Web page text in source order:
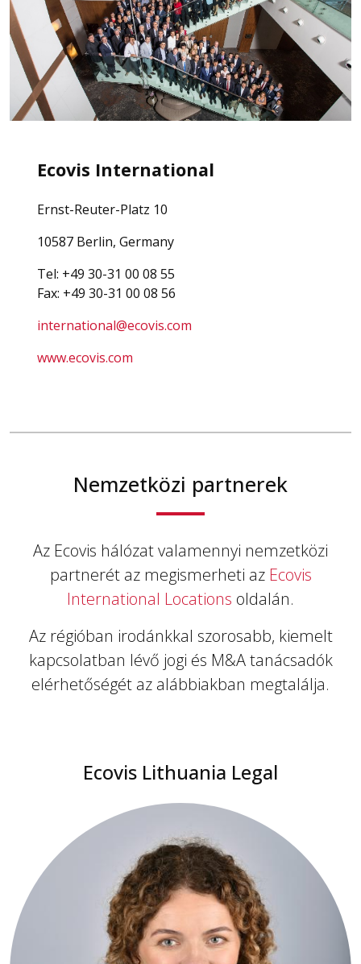
Ecovis International
Ernst-Reuter-Platz 10
10587 Berlin, Germany
Tel: +49 30-31 00 08 55
Fax: +49 30-31 00 08 56
international@ecovis.com
www.ecovis.com
Nemzetközi partnerek
Az Ecovis hálózat valamennyi nemzetközi
partnerét az megismerheti az Ecovis
International Locations oldalán.
Az régióban irodánkkal szorosabb, kiemelt
kapcsolatban lévő jogi és M&A tanácsadók
elérhetőségét az alábbiakban megtalálja.
Ecovis Lithuania Legal